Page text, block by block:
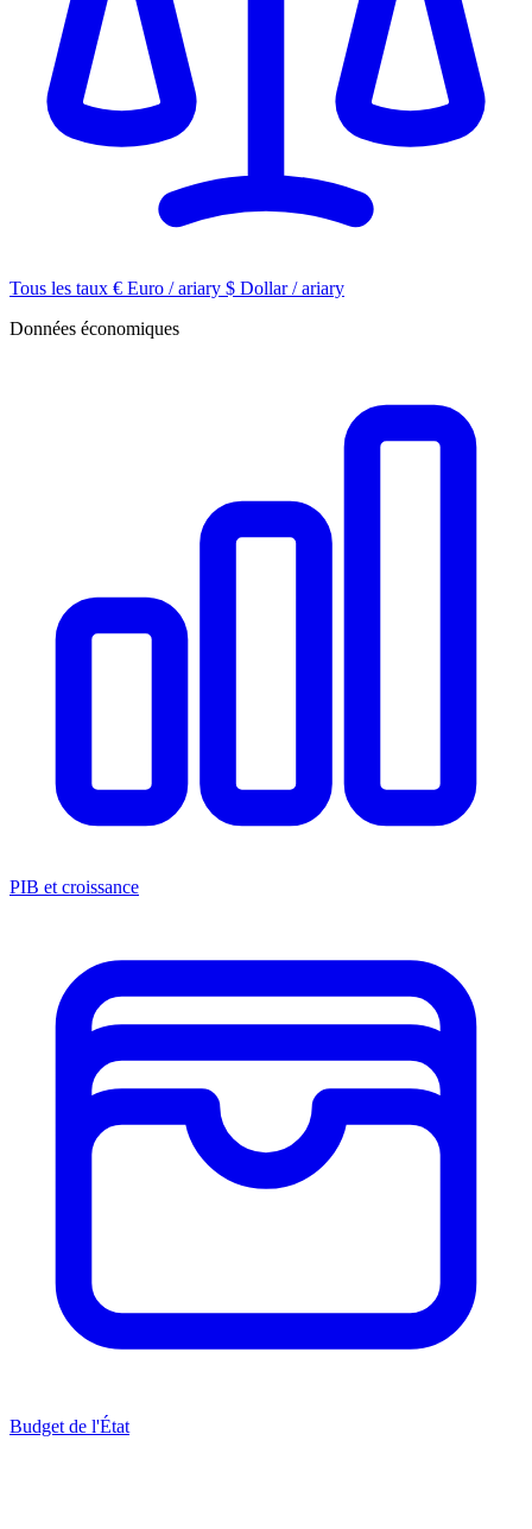
Tous les taux € Euro / ariary $ Dollar / ariary
Données économiques
PIB et croissance
Budget de l'État